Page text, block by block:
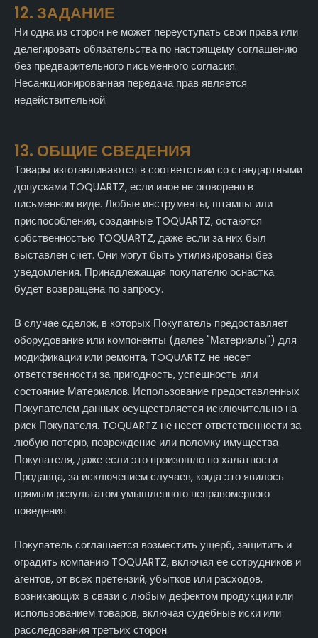
12. ЗАДАНИЕ
Ни одна из сторон не может переуступать свои права или
делегировать обязательства по настоящему соглашению
без предварительного письменного согласия.
Несанкционированная передача прав является
недействительной.
13. ОБЩИЕ СВЕДЕНИЯ
Товары изготавливаются в соответствии со стандартными
допусками TOQUARTZ, если иное не оговорено в
письменном виде. Любые инструменты, штампы или
приспособления, созданные TOQUARTZ, остаются
собственностью TOQUARTZ, даже если за них был
выставлен счет. Они могут быть утилизированы без
уведомления. Принадлежащая покупателю оснастка
будет возвращена по запросу.
В случае сделок, в которых Покупатель предоставляет
оборудование или компоненты (далее "Материалы") для
модификации или ремонта, TOQUARTZ не несет
ответственности за пригодность, успешность или
состояние Материалов. Использование предоставленных
Покупателем данных осуществляется исключительно на
риск Покупателя. TOQUARTZ не несет ответственности за
любую потерю, повреждение или поломку имущества
Покупателя, даже если это произошло по халатности
Продавца, за исключением случаев, когда это явилось
прямым результатом умышленного неправомерного
поведения.
Покупатель соглашается возместить ущерб, защитить и
оградить компанию TOQUARTZ, включая ее сотрудников и
агентов, от всех претензий, убытков или расходов,
возникающих в связи с любым дефектом продукции или
использованием товаров, включая судебные иски или
расследования третьих сторон.